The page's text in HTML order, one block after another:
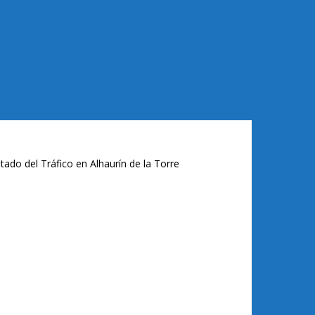
del Tráfico en Alhaurín de la Torre